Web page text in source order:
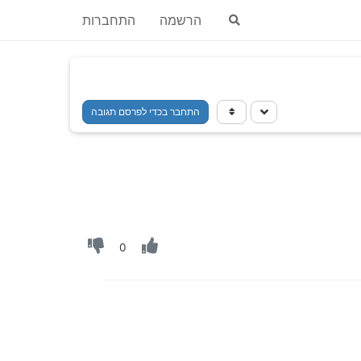
הרשמה התחברות
התחבר בכדי לפרסם תגובה
0